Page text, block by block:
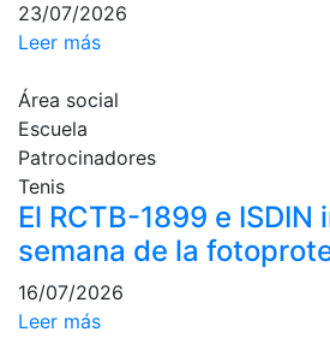
Activitats
Socials
Salidas
culturales
Conferencias
Inspirational
Talks
Calendario de
Actividades
Sociales
23/07/2026
Leer más
Área social
Escuela
Patrocinadores
Tenis
El RCTB-1899 e ISDIN
semana de la
16/07/2026
Leer más